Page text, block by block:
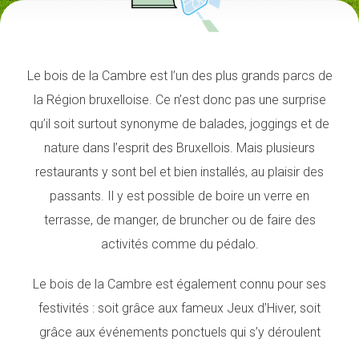
Le bois de la Cambre est l’un des plus grands parcs de
la Région bruxelloise. Ce n’est donc pas une surprise
qu’il soit surtout synonyme de balades, joggings et de
nature dans l’esprit des Bruxellois. Mais plusieurs
restaurants y sont bel et bien installés, au plaisir des
passants. Il y est possible de boire un verre en
terrasse, de manger, de bruncher ou de faire des
activités comme du pédalo.
Le bois de la Cambre est également connu pour ses
festivités : soit grâce aux fameux Jeux d’Hiver, soit
grâce aux événements ponctuels qui s’y déroulent